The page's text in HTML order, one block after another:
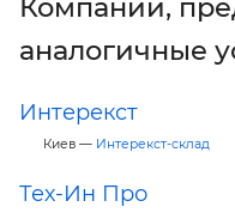
Компании,
аналогичные
Интерекст
Киев — Интерекст-склад
Тех-Ин Про